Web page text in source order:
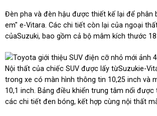
Đèn pha và đèn hậu được thiết kế lại để phân
em" e-Vitara. Các chi tiết còn lại của ngoại
củaSuzuki, bao gồm cả bộ mâm kích thước 18
Nội thất của chiếc SUV được lấy từSuzukie-
trong xe có màn hình thông tin 10,25 inch và
10,1 inch. Bảng điều khiển trung tâm nổi được
các chi tiết đen bóng, kết hợp cùng nội thất